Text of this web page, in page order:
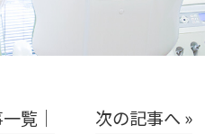
覧│ 次の記事へ »